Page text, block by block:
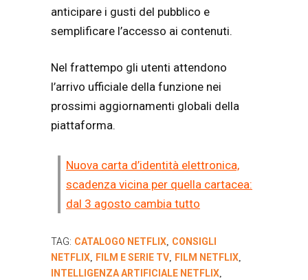
anticipare i gusti del pubblico e
semplificare l’accesso ai contenuti.
Nel frattempo gli utenti attendono
l’arrivo ufficiale della funzione nei
prossimi aggiornamenti globali della
piattaforma.
Nuova carta d’identità elettronica,
scadenza vicina per quella cartacea:
dal 3 agosto cambia tutto
TAG: CATALOGO NETFLIX, CONSIGLI
NETFLIX, FILM E SERIE TV, FILM NETFLIX,
INTELLIGENZA ARTIFICIALE NETFLIX,